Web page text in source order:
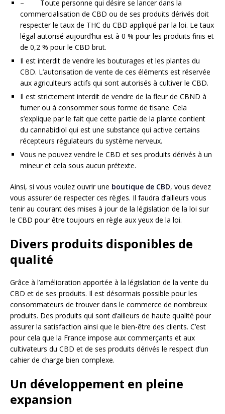
– Toute personne qui désire se lancer dans la
commercialisation de CBD ou de ses produits dérivés doit
respecter le taux de THC du CBD appliqué par la loi. Le taux
légal autorisé aujourd’hui est à 0 % pour les produits finis et
de 0,2 % pour le CBD brut.
Il est interdit de vendre les bouturages et les plantes du
CBD. L’autorisation de vente de ces éléments est réservée
aux agriculteurs actifs qui sont autorisés à cultiver le CBD.
Il est strictement interdit de vendre de la fleur de CBND à
fumer ou à consommer sous forme de tisane. Cela
s’explique par le fait que cette partie de la plante contient
du cannabidiol qui est une substance qui active certains
récepteurs régulateurs du système nerveux.
Vous ne pouvez vendre le CBD et ses produits dérivés à un
mineur et cela sous aucun prétexte.
Ainsi, si vous voulez ouvrir une boutique de CBD, vous devez
vous assurer de respecter ces règles. Il faudra d’ailleurs vous
tenir au courant des mises à jour de la législation de la loi sur
le CBD pour être toujours en règle aux yeux de la loi.
Divers produits disponibles de
qualité
Grâce à l’amélioration apportée à la législation de la vente du
CBD et de ses produits. Il est désormais possible pour les
consommateurs de trouver dans le commerce de nombreux
produits. Des produits qui sont d’ailleurs de haute qualité pour
assurer la satisfaction ainsi que le bien-être des clients. C’est
pour cela que la France impose aux commerçants et aux
cultivateurs du CBD et de ses produits dérivés le respect d’un
cahier de charge bien complexe.
Un développement en pleine
expansion